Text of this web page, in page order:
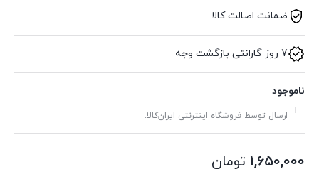
ضمانت اصالت کالا
7 روز گارانتی بازگشت وجه
ناموجود
ارسال توسط فروشگاه اینترنتی ایران‌کالا.
1,650,000 تومان